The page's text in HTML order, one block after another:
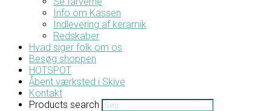
Info om Kassen
Indlevering af keramik
Redskaber
Hvad siger folk om os
Besøg shoppen
HOTSPOT
Åbent værksted i Skive
Kontakt
Products search